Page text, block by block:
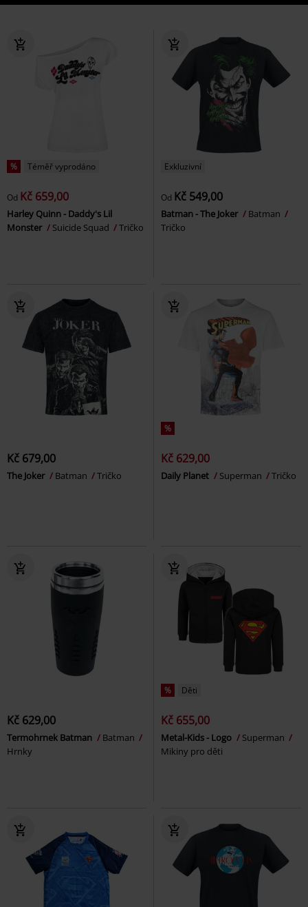
% Téměř vyprodáno
Od Kč 659,00
Harley Quinn - Daddy's Lil
Monster
Suicide Squad Tričko
Exkluzivní
Od Kč 549,00
Batman - The Joker
Batman
Tričko
Kč 679,00
The Joker Batman Tričko
%
Kč 629,00
Daily Planet Superman Tričko
Kč 629,00
Termohrnek Batman
Batman
Hrnky
% Děti
Kč 655,00
Metal-Kids - Logo
Superman
Mikiny pro děti